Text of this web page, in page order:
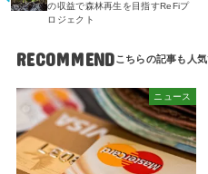
の収益で森林再生を目指すReFiプ
ロジェクト
RECOMMEND
ニュース